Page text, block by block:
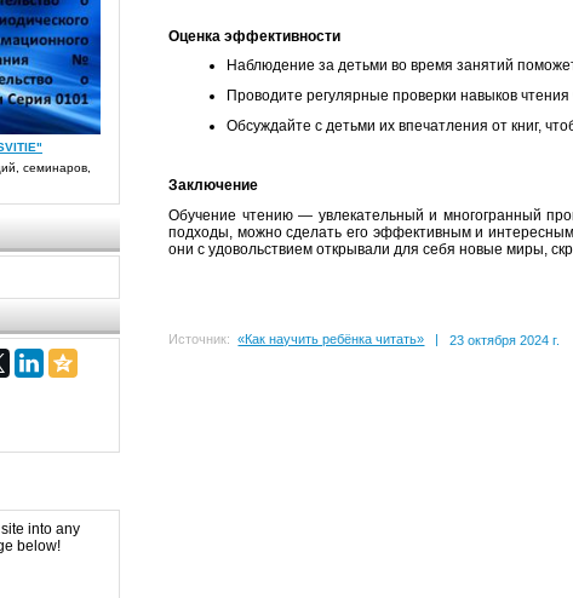
семинаров,
into any
below!
Оценка эффективности
Наблюдение за детьми во время занятий
Проводите регулярные проверки навыков
Обсуждайте с детьми их впечатления от книг,
Заключение
Обучение чтению — увлекательный и многогранный
подходы, можно сделать его эффективным и
они с удовольствием открывали для себя новые миры,
Источник: «Как научить ребёнка читать» 23 октября 2024 г.